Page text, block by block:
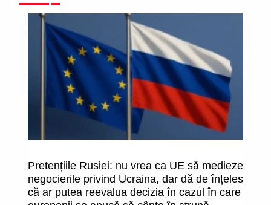
Pretențiile Rusiei: nu vrea ca UE să medieze
negocierile privind Ucraina, dar dă de înțeles
că ar putea reevalua decizia în cazul în care